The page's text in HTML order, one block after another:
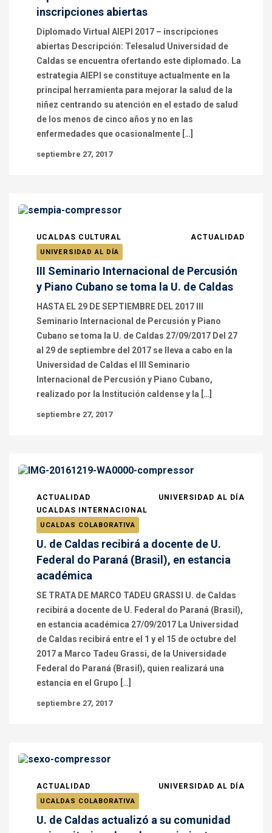
inscripciones abiertas
Diplomado Virtual AIEPI 2017 – inscripciones
abiertas Descripción: Telesalud Universidad de
Caldas se encuentra ofertando este diplomado. La
estrategia AIEPI se constituye actualmente en la
principal herramienta para mejorar la salud de la
niñez centrando su atención en el estado de salud
de los menos de cinco años y no en las
enfermedades que ocasionalmente […]
septiembre 27, 2017
UCALDAS CULTURAL ACTUALIDAD
UNIVERSIDAD AL DÍA
III Seminario Internacional de Percusión
y Piano Cubano se toma la U. de Caldas
HASTA EL 29 DE SEPTIEMBRE DEL 2017 III
Seminario Internacional de Percusión y Piano
Cubano se toma la U. de Caldas 27/09/2017 Del 27
al 29 de septiembre del 2017 se lleva a cabo en la
Universidad de Caldas el III Seminario
Internacional de Percusión y Piano Cubano,
realizado por la Institución caldense y la […]
septiembre 27, 2017
ACTUALIDAD
UNIVERSIDAD AL DÍA
UCALDAS INTERNACIONAL
UCALDAS COLABORATIVA
U. de Caldas recibirá a docente de U.
Federal do Paraná (Brasil), en estancia
académica
SE TRATA DE MARCO TADEU GRASSI U. de Caldas
recibirá a docente de U. Federal do Paraná (Brasil),
en estancia académica 27/09/2017 La Universidad
de Caldas recibirá entre el 1 y el 15 de octubre del
2017 a Marco Tadeu Grassi, de la Universidade
Federal do Paraná (Brasil), quien realizará una
estancia en el Grupo […]
septiembre 27, 2017
ACTUALIDAD UNIVERSIDAD AL DÍA
UCALDAS COLABORATIVA
U. de Caldas actualizó a su comunidad